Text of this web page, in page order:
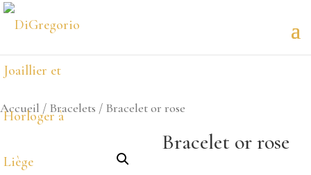
Accueil / Bracelets / Bracelet or rose
Bracelet or rose